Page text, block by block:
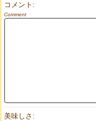
コメント:
Comment
美味しさ: